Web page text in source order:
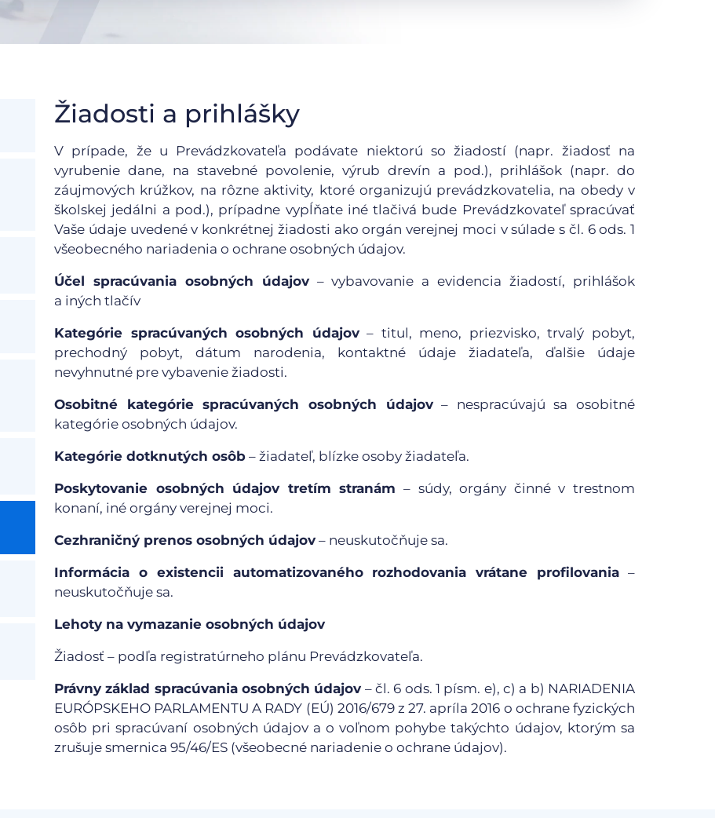
Žiadosti a prihlášky
V prípade, že u Prevádzkovateľa podávate niektorú so žiadostí (napr. žiadosť na
vyrubenie dane, na stavebné povolenie, výrub drevín a pod.), prihlášok (napr. do
záujmových krúžkov, na rôzne aktivity, ktoré organizujú prevádzkovatelia, na obedy v
školskej jedálni a pod.), prípadne vypĺňate iné tlačivá bude Prevádzkovateľ spracúvať
Vaše údaje uvedené v konkrétnej žiadosti ako orgán verejnej moci v súlade s čl. 6 ods. 1
všeobecného nariadenia o ochrane osobných údajov.
Účel spracúvania osobných údajov– vybavovanie a evidencia žiadostí, prihlášok
a iných tlačív
Kategórie spracúvaných osobných údajov– titul, meno, priezvisko, trvalý pobyt,
prechodný pobyt, dátum narodenia, kontaktné údaje žiadateľa, ďalšie údaje
nevyhnutné pre vybavenie žiadosti.
Osobitné kategórie spracúvaných osobných údajov– nespracúvajú sa osobitné
kategórie osobných údajov.
Kategórie dotknutých osôb – žiadateľ, blízke osoby žiadateľa.
Poskytovanie osobných údajov tretím stranám – súdy, orgány činné v trestnom
konaní, iné orgány verejnej moci.
Cezhraničný prenos osobných údajov – neuskutočňuje sa.
Informácia o existencii automatizovaného rozhodovania vrátane profilovania –
neuskutočňuje sa.
Lehoty na vymazanie osobných údajov
Žiadosť – podľa registratúrneho plánu Prevádzkovateľa.
Právny základ spracúvania osobných údajov – čl. 6 ods. 1 písm. e), c) a b) NARIADENIA
EURÓPSKEHO PARLAMENTU A RADY (EÚ) 2016/679 z 27. apríla 2016 o ochrane fyzických
osôb pri spracúvaní osobných údajov a o voľnom pohybe takýchto údajov, ktorým sa
zrušuje smernica 95/46/ES (všeobecné nariadenie o ochrane údajov).